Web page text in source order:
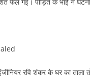
रवि शंकर के घर का